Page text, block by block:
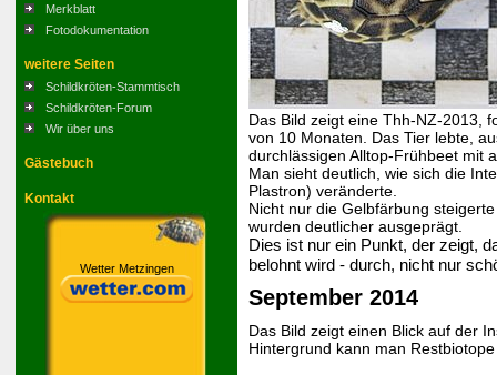
Merkblatt
Fotodokumentation
weitere Seiten
Schildkröten-Stammtisch
Schildkröten-Forum
Wir über uns
Gästebuch
Kontakt
Wetter Metzingen
Das Bild zeigt eine Thh-NZ-2013,
von 10 Monaten. Das Tier lebte,
durchlässigen Alltop-Frühbeet mit
Man sieht deutlich, wie sich die
Plastron) veränderte.
Nicht nur die Gelbfärbung
wurden deutlicher ausgeprägt.
Dies ist nur ein Punkt, der zeigt,
belohnt wird - durch, nicht nur
September 2014
Das Bild zeigt einen Blick auf der
Hintergrund kann man